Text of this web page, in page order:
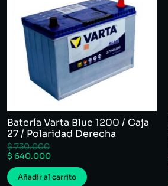
Batería Varta Blue 1200 / Caja
27 / Polaridad Derecha
$730.000
$ 640.000
Añadir al carrito